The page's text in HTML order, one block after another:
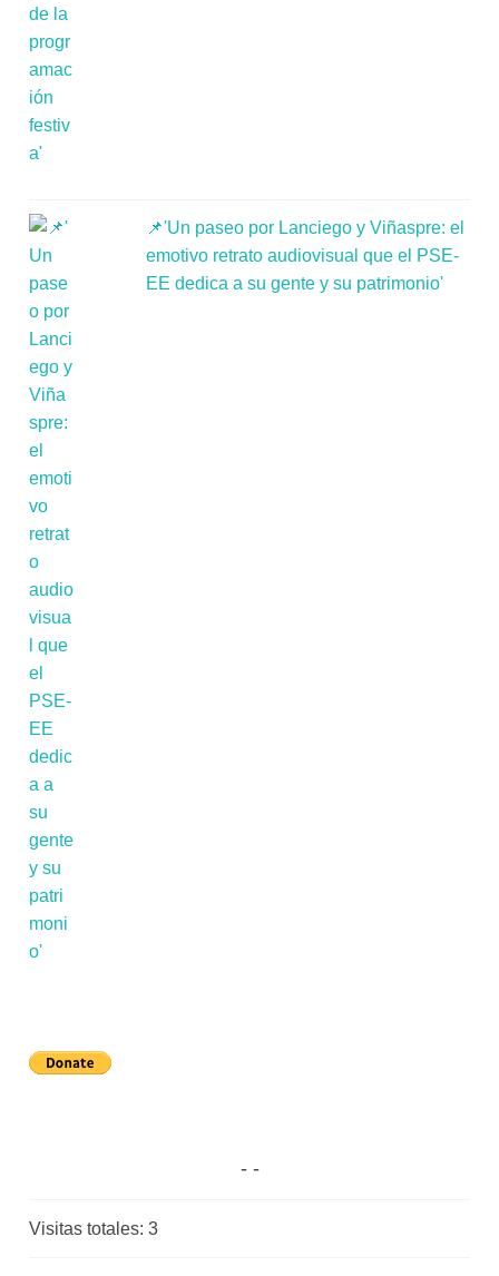
📌'Un paseo por Lanciego y Viñaspre: el
emotivo retrato audiovisual que el PSE-
EE dedica a su gente y su patrimonio'
Visitas totales:3